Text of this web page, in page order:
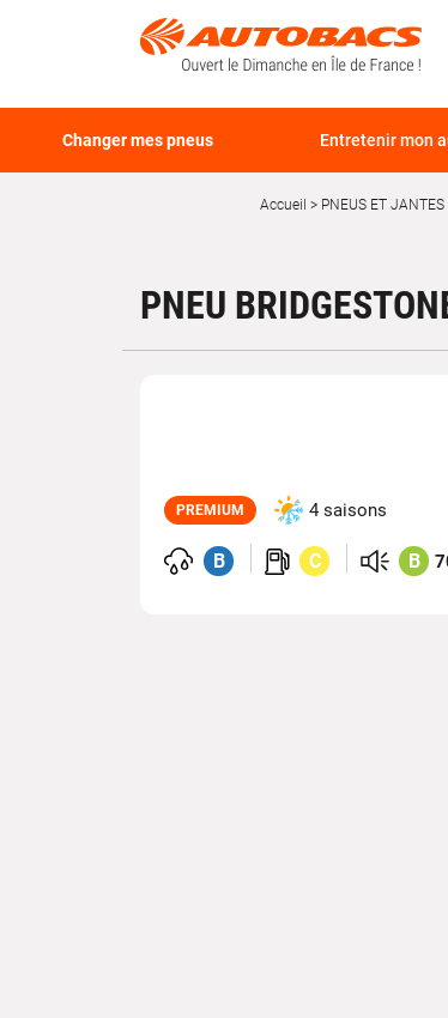
Changer mes pneus Entretenir mon
Accueil PNEUS ET JANTES
PNEU
PREMIUM 4 saisons
B C B